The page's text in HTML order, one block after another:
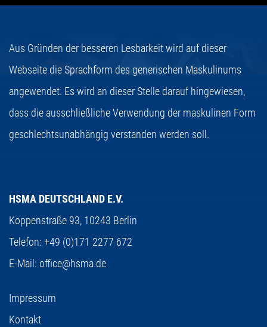
Aus Gründen der besseren Lesbarkeit wird auf dieser
Webseite die Sprachform des generischen Maskulinums
angewendet. Es wird an dieser Stelle darauf hingewiesen,
dass die ausschließliche Verwendung der maskulinen Form
geschlechtsunabhängig verstanden werden soll.
HSMA DEUTSCHLAND E.V.
Koppenstraße 93, 10243 Berlin
Telefon: +49 (0)171 2277 672
E-Mail: office@hsma.de
Impressum
Kontakt